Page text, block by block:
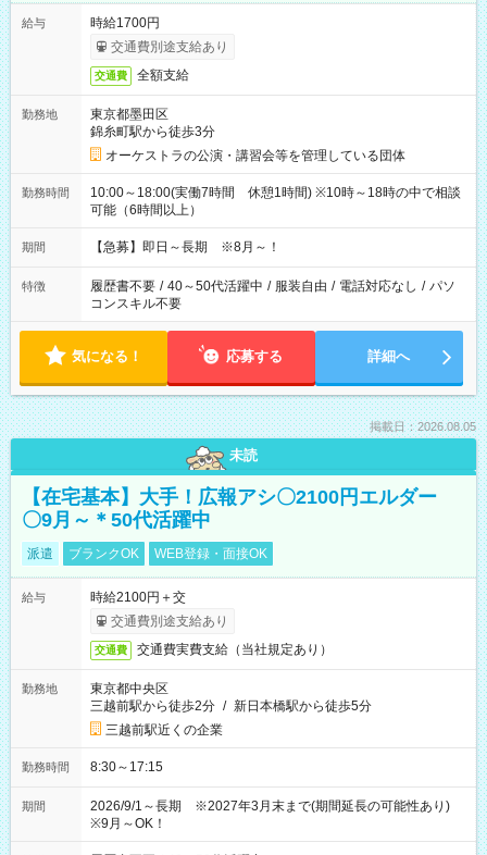
給与
時給1700円
交通費別途支給あり
交通費 全額支給
勤務地
東京都墨田区
錦糸町駅から徒歩3分
オーケストラの公演・講習会等を管理している団体
勤務時間
10:00～18:00(実働7時間 休憩1時間) ※10時～18時の中で相談
可能（6時間以上）
期間 【急募】即日～長期 ※8月～！
特徴 履歴書不要 / 40～50代活躍中 / 服装自由 / 電話対応なし / パソ
コンスキル不要
気になる！ 応募する 詳細へ
掲載日：2026.08.05
未読
【在宅基本】大手！広報アシ〇2100円エルダー
〇9月～＊50代活躍中
派遣 ブランクOK WEB登録・面接OK
給与
時給2100円＋交
交通費別途支給あり
交通費 交通費実費支給（当社規定あり）
勤務地
東京都中央区
三越前駅から徒歩2分 / 新日本橋駅から徒歩5分
三越前駅近くの企業
勤務時間 8:30～17:15
期間
2026/9/1～長期 ※2027年3月末まで(期間延長の可能性あり)
※9月～OK！